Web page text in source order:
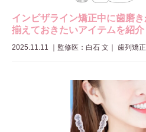
インビザライン矯正中に歯磨
揃えておきたいアイテムを紹介
2025.11.11 ｜ 監修医：白石 文 ｜ 歯列矯